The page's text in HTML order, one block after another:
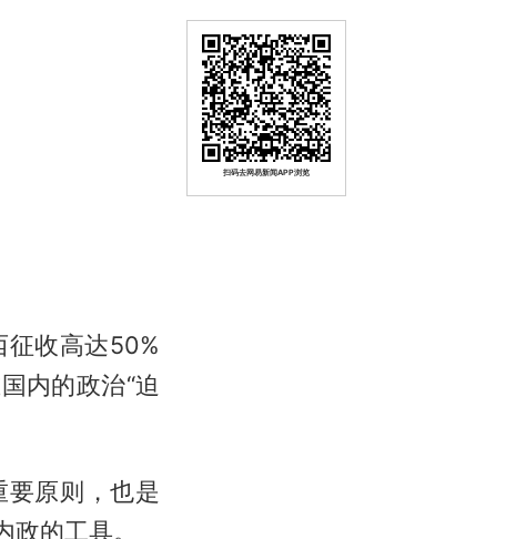
收高达50%
内的政治“迫
原则，也是
的工具。
扫码去网易新闻APP浏览